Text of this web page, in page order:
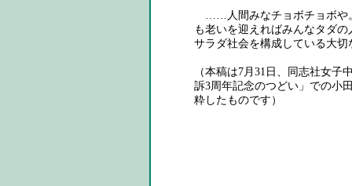
……人間みなチョボチョボや
も老いを迎えればみんなタダ
サラダ社会を構成している大
（本稿は7月31日、同志社女
訴3周年記念のつどい」での小
粋したものです）